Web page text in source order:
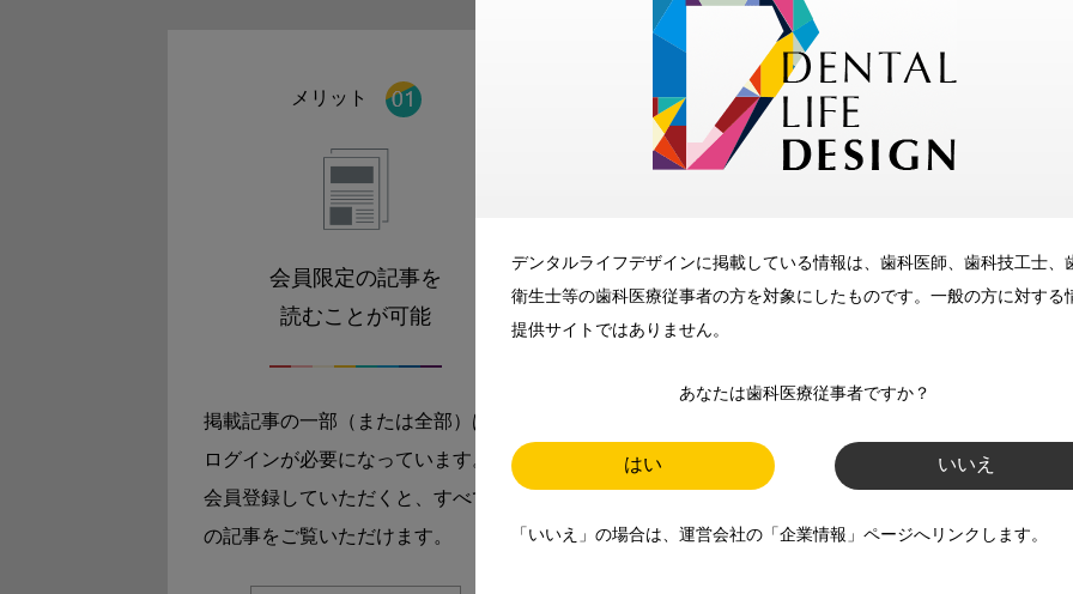
デンタルライフデザインに掲載している情報は、歯科医師、歯科技工士、
衛生士等の歯科医療従事者の方を対象にしたものです。一般の方に対する
提供サイトではありません。
あなたは歯科医療従事者ですか？
はい いいえ
「いいえ」の場合は、運営会社の「企業情報」ページへリンクします。
メリット
会員限定の記事を
読むことが可能
掲載記事の一部（または全部）は
ログインが必要になっています。
会員登録していただくと、すべて
の記事をご覧いただけます。
メリット
メールマガジンでお届け
師、歯科衛生士、歯科技工士）に
お届けします。